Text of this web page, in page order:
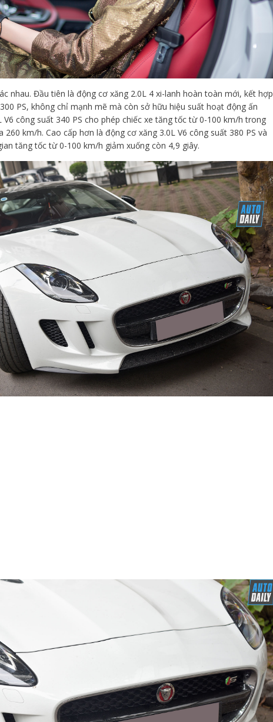
nhau. Đầu tiên là động cơ xăng 2.0L 4 xi-lanh hoàn toàn mới, kết hợp
PS, không chỉ mạnh mẽ mà còn sở hữu hiệu suất hoạt động ấn
công suất 340 PS cho phép chiếc xe tăng tốc từ 0-100 km/h trong
km/h. Cao cấp hơn là động cơ xăng 3.0L V6 công suất 380 PS và
tăng tốc từ 0-100 km/h giảm xuống còn 4,9 giây.